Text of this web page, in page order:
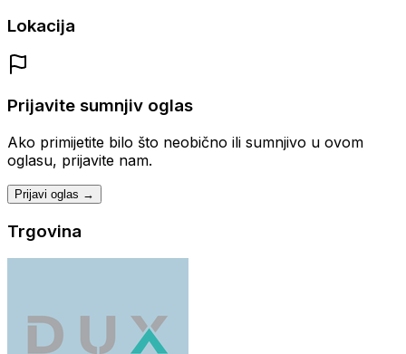
Lokacija
Prijavite sumnjiv oglas
Ako primijetite bilo što neobično ili sumnjivo u ovom
oglasu, prijavite nam.
Prijavi oglas →
Trgovina